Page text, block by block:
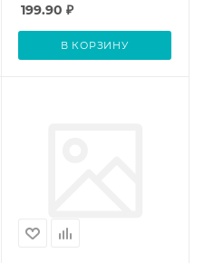
199.90 ₽
В КОРЗИНУ